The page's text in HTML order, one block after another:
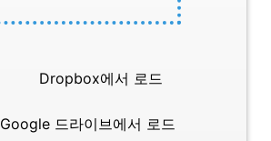
Dropbox에서 로드
Google 드라이브에서 로드